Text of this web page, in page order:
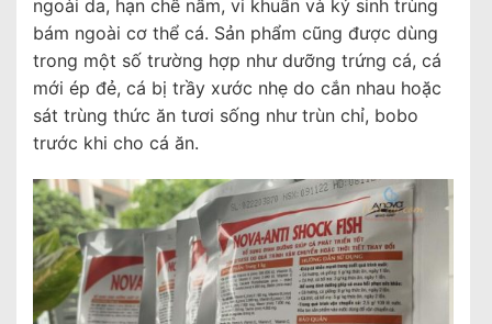
ngoài da, hạn chế nấm, vi khuẩn và ký sinh trùng
bám ngoài cơ thể cá. Sản phẩm cũng được dùng
trong một số trường hợp như dưỡng trứng cá, cá
mới ép đẻ, cá bị trầy xước nhẹ do cắn nhau hoặc
sát trùng thức ăn tươi sống như trùn chỉ, bobo
trước khi cho cá ăn.